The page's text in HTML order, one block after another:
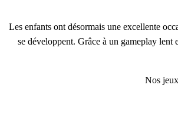
Les enfants ont désormais une excellente
se développent. Grâce à un gameplay lent
Nos